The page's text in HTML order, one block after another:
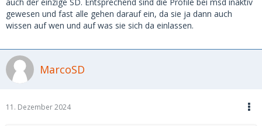
gewesen und fast alle gehen darauf ein, da sie ja dann auch
wissen auf wen und auf was sie sich da einlassen.
MarcoSD
11. Dezember 2024